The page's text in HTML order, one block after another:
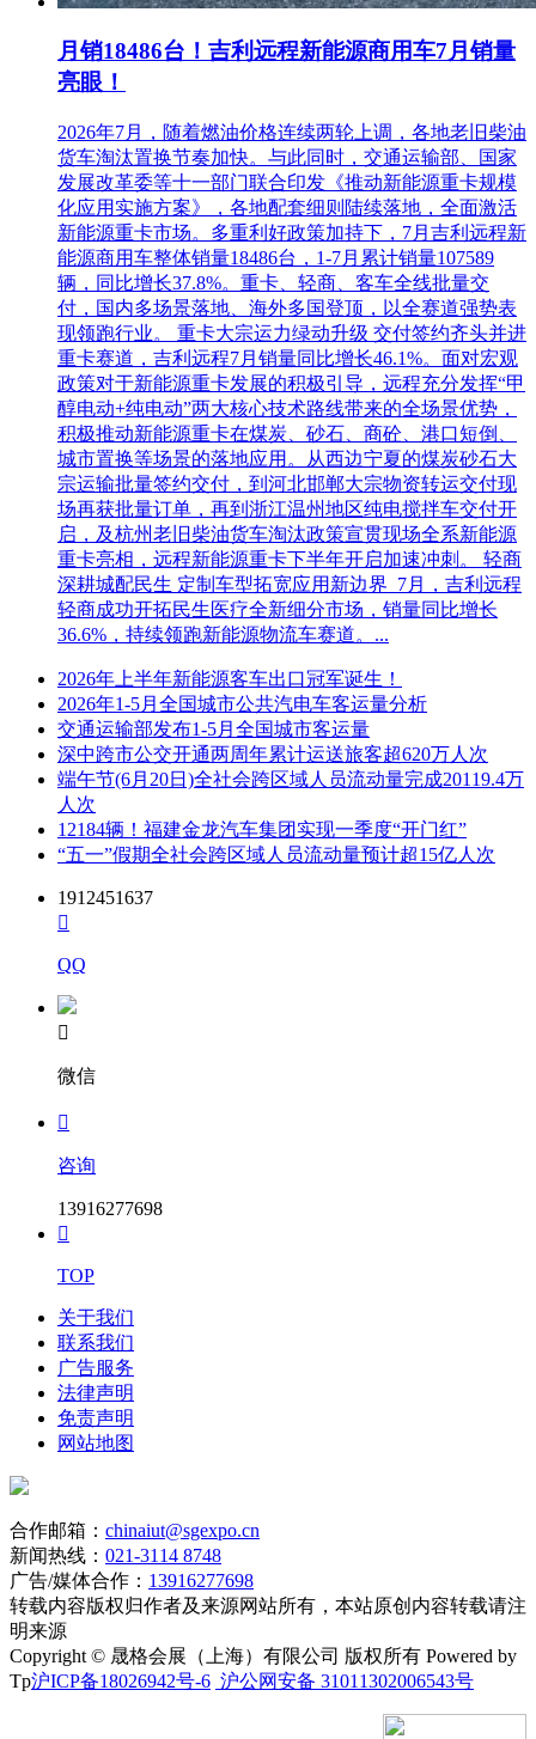
月销18486台！吉利远程新能源商用车7月销量
亮眼！
2026年7月，随着燃油价格连续两轮上调，各地老旧柴油
货车淘汰置换节奏加快。与此同时，交通运输部、国家
发展改革委等十一部门联合印发《推动新能源重卡规模
化应用实施方案》，各地配套细则陆续落地，全面激活
新能源重卡市场。多重利好政策加持下，7月吉利远程新
能源商用车整体销量18486台，1-7月累计销量107589
辆，同比增长37.8%。重卡、轻商、客车全线批量交
付，国内多场景落地、海外多国登顶，以全赛道强势表
现领跑行业。 重卡大宗运力绿动升级 交付签约齐头并进
重卡赛道，吉利远程7月销量同比增长46.1%。面对宏观
政策对于新能源重卡发展的积极引导，远程充分发挥“甲
醇电动+纯电动”两大核心技术路线带来的全场景优势，
积极推动新能源重卡在煤炭、砂石、商砼、港口短倒、
城市置换等场景的落地应用。从西边宁夏的煤炭砂石大
宗运输批量签约交付，到河北邯郸大宗物资转运交付现
场再获批量订单，再到浙江温州地区纯电搅拌车交付开
启，及杭州老旧柴油货车淘汰政策宣贯现场全系新能源
重卡亮相，远程新能源重卡下半年开启加速冲刺。 轻商
深耕城配民生 定制车型拓宽应用新边界 7月，吉利远程
轻商成功开拓民生医疗全新细分市场，销量同比增长
36.6%，持续领跑新能源物流车赛道。...
2026年上半年新能源客车出口冠军诞生！
2026年1-5月全国城市公共汽电车客运量分析
交通运输部发布1-5月全国城市客运量
深中跨市公交开通两周年累计运送旅客超620万人次
端午节(6月20日)全社会跨区域人员流动量完成20119.4万
人次
12184辆！福建金龙汽车集团实现一季度“开门红”
“五一”假期全社会跨区域人员流动量预计超15亿人次
1912451637

QQ

微信

咨询
13916277698

TOP
关于我们
联系我们
广告服务
法律声明
免责声明
网站地图
合作邮箱： chinaiut@sgexpo.cn
新闻热线： 021-3114 8748
广告/媒体合作： 13916277698
转载内容版权归作者及来源网站所有，本站原创内容转载请注
明来源
Copyright © 晟格会展（上海）有限公司 版权所有 Powered by
Tp沪ICP备18026942号-6 沪公网安备 31011302006543号